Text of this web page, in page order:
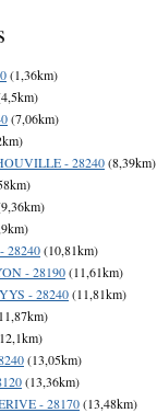
(1,36km)
(7,06km)
- 28240(8,39km)
28240(10,81km)
- 28190(11,61km)
- 28240(11,81km)
(13,05km)
(13,36km)
- 28170(13,48km)